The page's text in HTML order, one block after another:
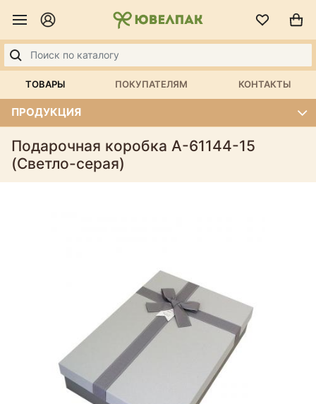
ТОВАРЫ ПОКУПАТЕЛЯМ КОНТАКТЫ
ПРОДУКЦИЯ
Подарочная коробка А-61144-15
(Светло-серая)